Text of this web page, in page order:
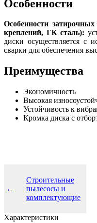
Особенности
Особенности
креплений, ГК сталь):
диски осуществляется с
сварки для обеспечения
Преимущества
Экономичность
Высокая
Устойчивость к
Кромка диска с
←
Строительные
пылесосы и
комплектующие
Характеристики